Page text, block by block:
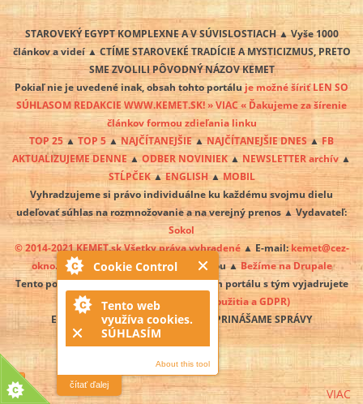
Cookie Control
Tento web
využíva cookies.
SÚHLASÍM
About this tool
čítať ďalej
STAROVEKÝ EGYPT KOMPLEXNE A V SÚVISLOSTIACH ▲ Vyše 1000
článkov a videí ▲ CTÍME STAROVEKÉ TRADÍCIE A MYSTICIZMUS, PRETO
SME ZVOLILI PÔVODNÝ NÁZOV KEMET
Pokiaľ nie je uvedené inak, obsah tohto portálu je možné šíriť LEN SO
SÚHLASOM REDAKCIE WWW.KEMET.SK! » VIAC « Ďakujeme za šírenie
článkov formou zdieľania linku
TOP 25 ▲ TOP 5▲NAJČÍTANEJŠIE▲NAJČÍTANEJŠIE DNES ▲FB
AKTUALIZUJEME DENNE▲ODBER NOVINIEK▲NEWSLETTER archív ▲
STĹPČEK▲ENGLISH▲MOBIL
Vyhradzujeme si právo individuálne ku každému svojmu dielu
udeľovať súhlas na rozmnožovanie a na verejný prenos ▲ Vydavateľ:
Sokol
© 2014-2021 KEMET.sk Všetky práva vyhradené▲ E-mail: kemet@cez-
okno.net▲ Neprešlo jazykovou úpravou ▲Bežíme na Drupale
Tento portál využíva» cookies. Používaním portálu s tým vyjadrujete
súhlas» VIAC(» Podmienky použitia a GDPR)
EGYPT SA PREBÚDZA A MY O TOM PRINÁŠAME SPRÁVY
VIAC